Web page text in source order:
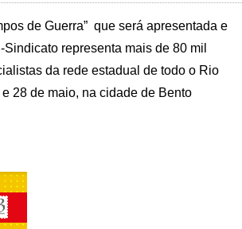
de Guerra” que será apresentada e
representa mais de 80 mil
da rede estadual de todo o Rio
28 de maio, na cidade de Bento